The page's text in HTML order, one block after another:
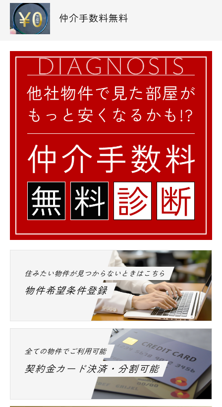
仲介手数料無料
住みたい物件が見つからないときはこちら
物件希望条件登録
全ての物件でご利用可能
契約金カード決済・分割可能